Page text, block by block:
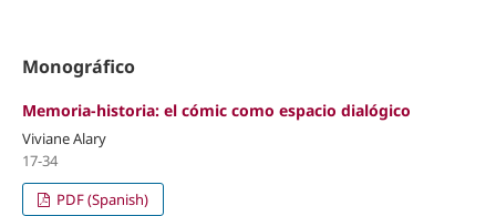
Monográfico
Memoria-historia: el cómic como espacio dialógico
Viviane Alary
17-34
PDF (Spanish)